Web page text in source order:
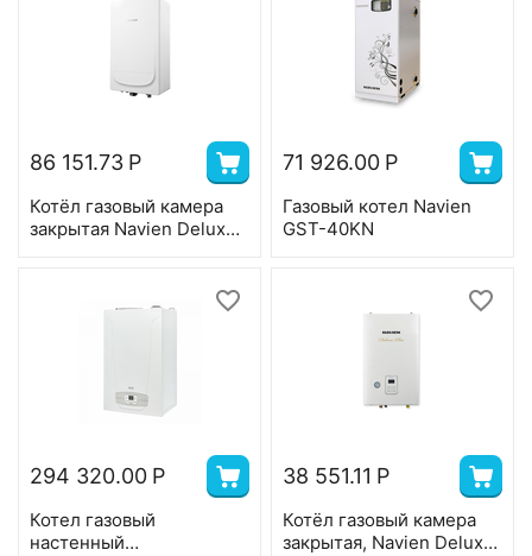
86 151.73 Р
Котёл газовый камера
закрытая Navien Deluxe
71 926.00 Р
Газовый котел Navien
GST-40KN
294 320.00 Р
Котел газовый
настенный
38 551.11 Р
Котёл газовый камера
закрытая, Navien Deluxe